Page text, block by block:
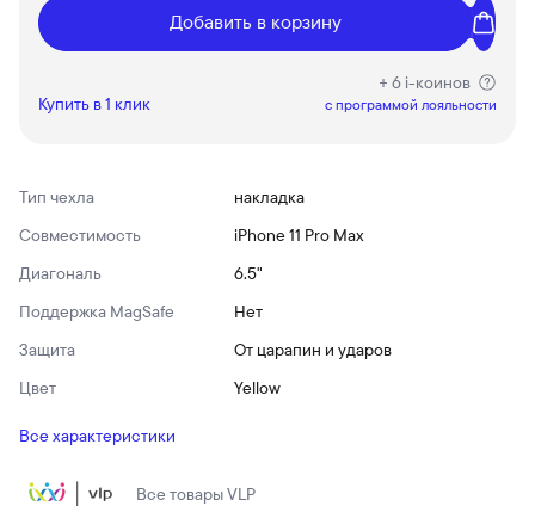
Добавить в корзину
Купить в 1 клик
+ 6 i-коинов
c программой лояльности
Тип чехла
накладка
Совместимость
iPhone 11 Pro Max
Диагональ
6.5"
Поддержка MagSafe
Нет
Защита
От царапин и ударов
Цвет
Yellow
Все характеристики
Все товарыVLP